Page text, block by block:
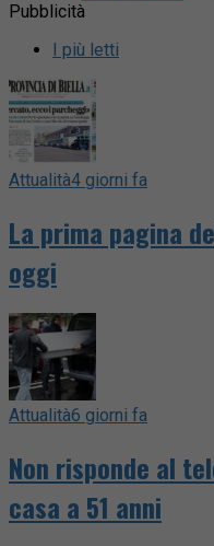
Pubblicità
I più letti
Attualità4 giorni fa
La prima pagina
oggi
Attualità6 giorni fa
Non risponde al
casa a 51 anni